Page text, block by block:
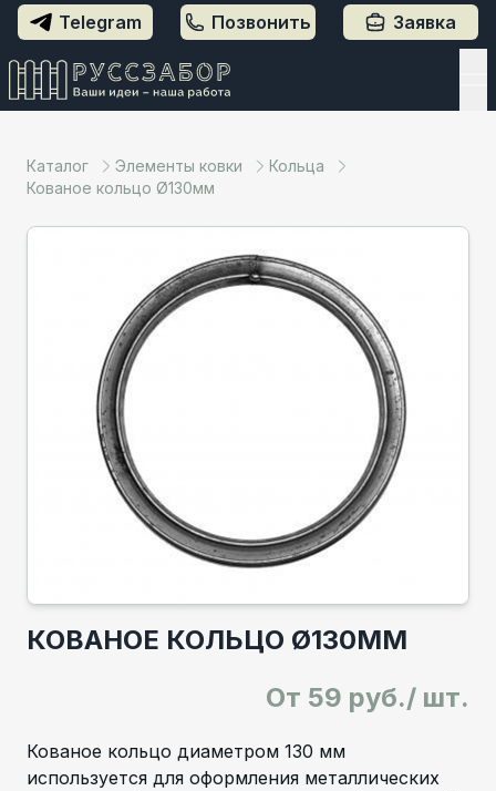
Telegram Позвонить Заявка
Каталог Элементы ковки
Кольца
Кованое кольцо Ø130мм
КОВАНОЕ КОЛЬЦО Ø130ММ
От 59 руб./ шт.
Кованое кольцо диаметром 130 мм
используется для оформления металлических